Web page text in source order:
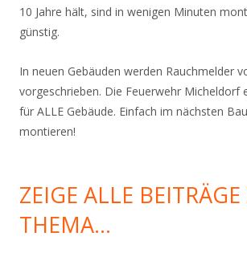
10 Jahre hält, sind in wenigen Minuten
günstig.
In neuen Gebäuden werden Rauchmelder
vorgeschrieben. Die Feuerwehr Micheldorf
für ALLE Gebäude. Einfach im nächsten
montieren!
ZEIGE ALLE
THEMA…